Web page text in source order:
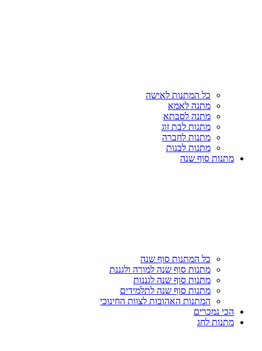
כל המתנות לאישה
מתנה לאמא
מתנה לסבתא
מתנות לבת זוג
מתנות לחברה
מתנות לבנות
מתנות סוף שנה
כל המתנות סוף שנה
מתנות סוף שנה למורה ולגננת
מתנות סוף שנה לגננות
מתנות סוף שנה לתלמידים
המתנות האהובות לצוות החינוכי
הכי נמכרים
מתנות לחג